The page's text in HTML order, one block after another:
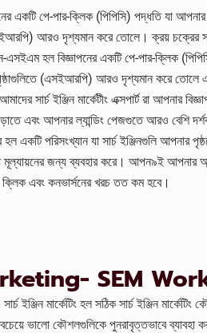
একটি পে-পার-ক্লিক (পিপিসি) পদ্ধতি যা
আরও দৃশ্যমান করে তোলে। ক্রয় চক্রের
এসইএম হল বিজ্ঞাপনের একটি পে-পার-ক্লিক
(এসইআরপি) আরও দৃশ্যমান করে তোলে
সার্চ ইঞ্জিন মার্কেটীং এক্সপার্ট রা আপনার
এবং আপনার ল্যান্ডিং পেজগুতে আরও বেশি
একটি পরিসংখ্যান যা সার্চ ইঞ্জিনগুলি আপনার
মূল্যায়নের জন্য ব্যবহার করে। আপন৯ই আপনার
ক্লিক এবং কনভার্সনের খরচ তত কম হবে।
SEM
মার্কেটিং হল সঠিক সার্চ ইঞ্জিন
ভালো কৌশলগুলিকে পুনরাবৃত্তভাবে ব্যাবহা